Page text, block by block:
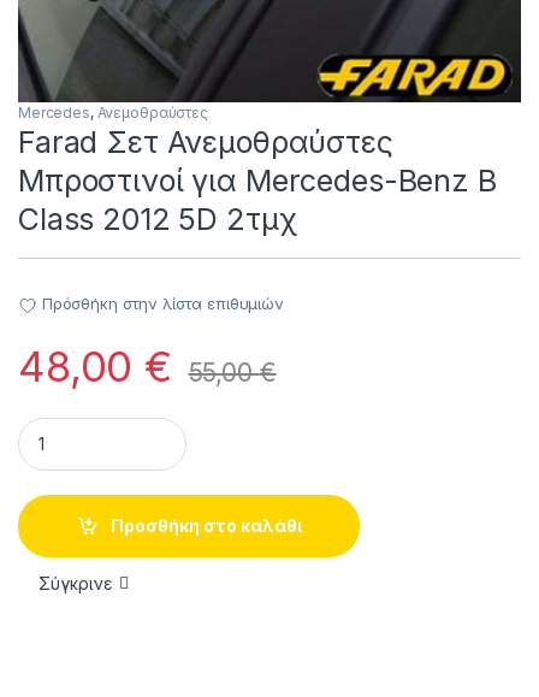
Mercedes, Ανεμοθραύστες
Farad Σετ Ανεμοθραύστες
Μπροστινοί για Mercedes-Benz B
Class 2012 5D 2τμχ
Πρόσθήκη στην λίστα επιθυμιών
48,00 € 55,00€
Farad Σετ Ανεμοθραύστες Μπροστινοί για Mercedes-Benz
Προσθήκη στο καλάθι
Σύγκρινε